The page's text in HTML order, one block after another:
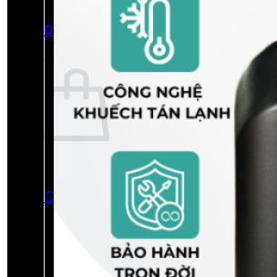
0
Giỏ hàng
Chưa có sản phẩm trong
Quay trở lại cửa hàng